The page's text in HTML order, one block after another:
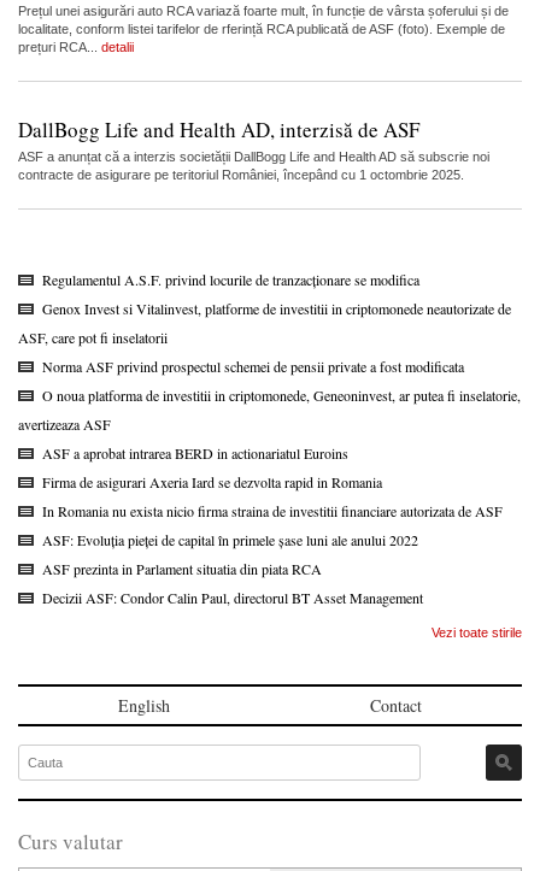
Prețul unei asigurări auto RCA variază foarte mult, în funcție de vârsta șoferului și de
localitate, conform listei tarifelor de rferință RCA publicată de ASF (foto). Exemple de
prețuri RCA... detalii
DallBogg Life and Health AD, interzisă de ASF
ASF a anunțat că a interzis societății DallBogg Life and Health AD să subscrie noi
contracte de asigurare pe teritoriul României, începând cu 1 octombrie 2025.
Regulamentul A.S.F. privind locurile de tranzacționare se modifica
Genox Invest si Vitalinvest, platforme de investitii in criptomonede neautorizate de
ASF, care pot fi inselatorii
Norma ASF privind prospectul schemei de pensii private a fost modificata
O noua platforma de investitii in criptomonede, Geneoninvest, ar putea fi inselatorie,
avertizeaza ASF
ASF a aprobat intrarea BERD in actionariatul Euroins
Firma de asigurari Axeria Iard se dezvolta rapid in Romania
In Romania nu exista nicio firma straina de investitii financiare autorizata de ASF
ASF: Evoluția pieței de capital în primele șase luni ale anului 2022
ASF prezinta in Parlament situatia din piata RCA
Decizii ASF: Condor Calin Paul, directorul BT Asset Management
Vezi toate stirile
English Contact
Curs valutar